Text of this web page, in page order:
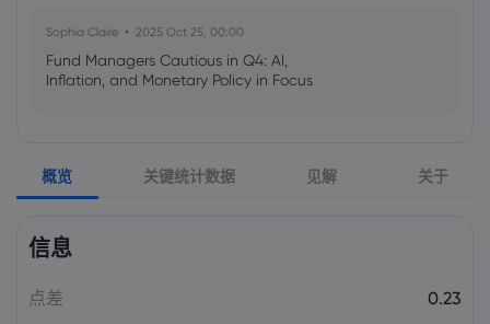
Sophia Claire 2025 Oct 25, 00:00
Fund Managers Cautious in Q4: AI,
Inflation, and Monetary Policy in Focus
US Government Shutdown Threatens
October Inflation Data Release
US-EU Relations: Russia Sanctions Unite
概览 关键统计数据 见解 关于
信息
点差 0.23